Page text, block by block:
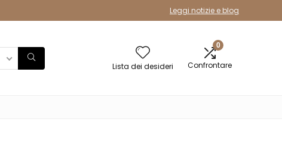
Leggi notizie e blog
Lista dei desideri
0
Confrontare